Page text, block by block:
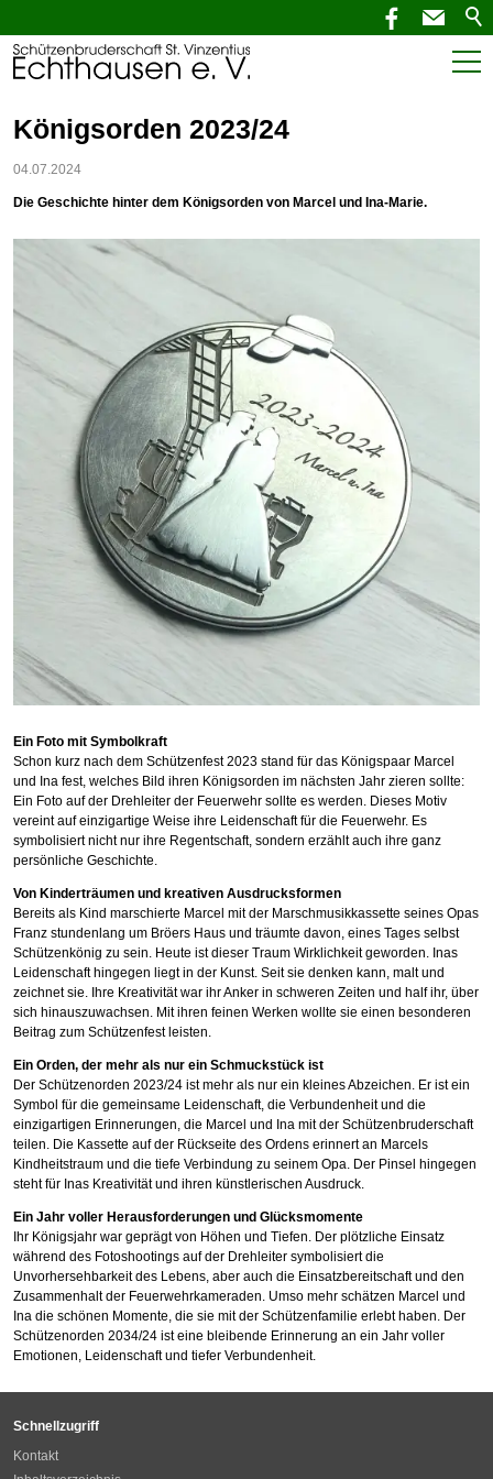
Start
Aktuelles
Termine
Verein
Service
Kontakt
Königsorden 2023/24
04.07.2024
Die Geschichte hinter dem Königsorden von Marcel und Ina-Marie.
Ein Foto mit Symbolkraft
Schon kurz nach dem Schützenfest 2023 stand für das Königspaar Marcel
und Ina fest, welches Bild ihren Königsorden im nächsten Jahr zieren sollte:
Ein Foto auf der Drehleiter der Feuerwehr sollte es werden. Dieses Motiv
vereint auf einzigartige Weise ihre Leidenschaft für die Feuerwehr. Es
symbolisiert nicht nur ihre Regentschaft, sondern erzählt auch ihre ganz
persönliche Geschichte.
Von Kinderträumen und kreativen Ausdrucksformen
Bereits als Kind marschierte Marcel mit der Marschmusikkassette seines Opas
Franz stundenlang um Bröers Haus und träumte davon, eines Tages selbst
Schützenkönig zu sein. Heute ist dieser Traum Wirklichkeit geworden. Inas
Leidenschaft hingegen liegt in der Kunst. Seit sie denken kann, malt und
zeichnet sie. Ihre Kreativität war ihr Anker in schweren Zeiten und half ihr, über
sich hinauszuwachsen. Mit ihren feinen Werken wollte sie einen besonderen
Beitrag zum Schützenfest leisten.
Ein Orden, der mehr als nur ein Schmuckstück ist
Der Schützenorden 2023/24 ist mehr als nur ein kleines Abzeichen. Er ist ein
Symbol für die gemeinsame Leidenschaft, die Verbundenheit und die
einzigartigen Erinnerungen, die Marcel und Ina mit der Schützenbruderschaft
teilen. Die Kassette auf der Rückseite des Ordens erinnert an Marcels
Kindheitstraum und die tiefe Verbindung zu seinem Opa. Der Pinsel hingegen
steht für Inas Kreativität und ihren künstlerischen Ausdruck.
Ein Jahr voller Herausforderungen und Glücksmomente
Ihr Königsjahr war geprägt von Höhen und Tiefen. Der plötzliche Einsatz
während des Fotoshootings auf der Drehleiter symbolisiert die
Unvorhersehbarkeit des Lebens, aber auch die Einsatzbereitschaft und den
Zusammenhalt der Feuerwehrkameraden. Umso mehr schätzen Marcel und
Ina die schönen Momente, die sie mit der Schützenfamilie erlebt haben. Der
Schützenorden 2034/24 ist eine bleibende Erinnerung an ein Jahr voller
Emotionen, Leidenschaft und tiefer Verbundenheit.
Schnellzugriff
Kontakt